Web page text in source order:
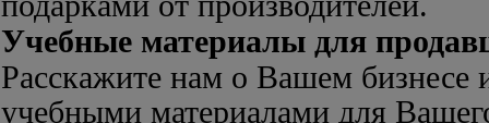
Учебные материалы для
Расскажите нам о Вашем бизнесе
учебными материалами для